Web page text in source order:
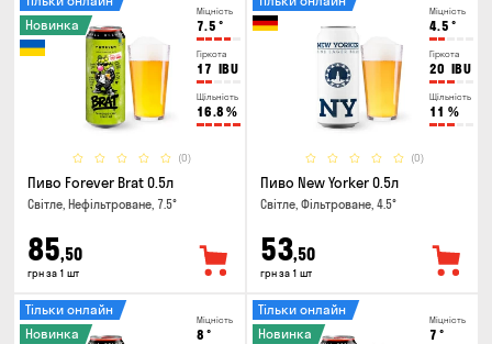
Міцність
7.5 °
Гіркота
17 IBU
Щільність
16.8 %
(0)
Новинка
Пиво Forever Brat 0.5л
Світле, Нефільтроване, 7.5°
85,50
грн за 1 шт
Міцність
4.5 °
Гіркота
20 IBU
Щільність
11 %
(0)
Пиво New Yorker 0.5л
Світле, Фільтроване, 4.5°
53,50
грн за 1 шт
Міцність
8 °
Тільки онлайн
Новинка
Міцність
7 °
Тільки онлайн
Новинка